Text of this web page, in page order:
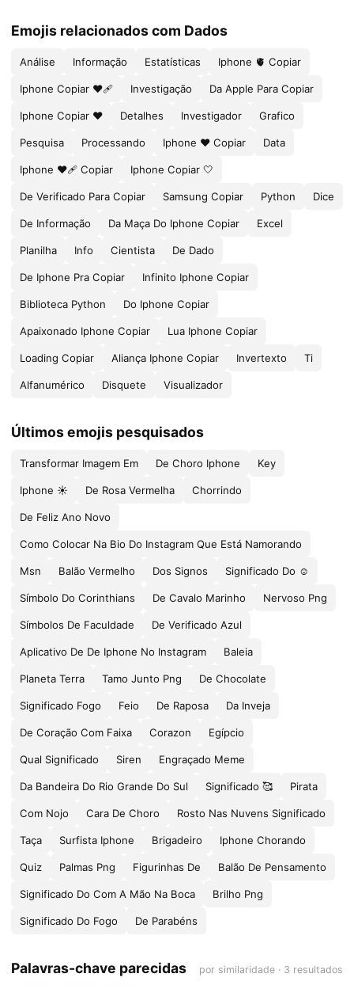
Emojis relacionados com Dados
Análise Informação Estatísticas Iphone 🫀 Copiar
Iphone Copiar ❤🩹 Investigação Da Apple Para Copiar
Iphone Copiar ❤️ Detalhes Investigador Grafico
Pesquisa Processando Iphone ❤️ Copiar Data
Iphone ❤🩹 Copiar Iphone Copiar 🤍
De Verificado Para Copiar Samsung Copiar Python Dice
De Informação Da Maça Do Iphone Copiar Excel
Planilha Info Cientista De Dado
De Iphone Pra Copiar Infinito Iphone Copiar
Biblioteca Python Do Iphone Copiar
Apaixonado Iphone Copiar Lua Iphone Copiar
Loading Copiar Aliança Iphone Copiar Invertexto Ti
Alfanumérico Disquete Visualizador
Últimos emojis pesquisados
Transformar Imagem Em De Choro Iphone Key
Iphone ☀️ De Rosa Vermelha Chorrindo
De Feliz Ano Novo
Como Colocar Na Bio Do Instagram Que Está Namorando
Msn Balão Vermelho Dos Signos Significado Do ☺️
Símbolo Do Corinthians De Cavalo Marinho Nervoso Png
Símbolos De Faculdade De Verificado Azul
Aplicativo De De Iphone No Instagram Baleia
Planeta Terra Tamo Junto Png De Chocolate
Significado Fogo Feio De Raposa Da Inveja
De Coração Com Faixa Corazon Egípcio
Qual Significado Siren Engraçado Meme
Da Bandeira Do Rio Grande Do Sul Significado 🥰 Pirata
Com Nojo Cara De Choro Rosto Nas Nuvens Significado
Taça Surfista Iphone Brigadeiro Iphone Chorando
Quiz Palmas Png Figurinhas De Balão De Pensamento
Significado Do Com A Mão Na Boca Brilho Png
Significado Do Fogo De Parabéns
Palavras-chave parecidas por similaridade · 3 resultados